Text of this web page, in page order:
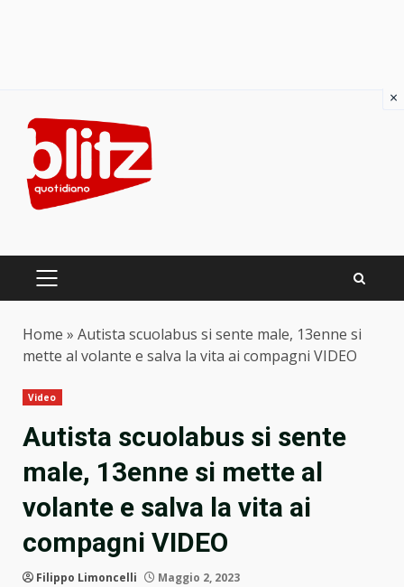
content
PRIMARY
Home » Autista scuolabus si sente male, 13enne si
mette al volante e salva la vita ai compagni VIDEO
Video
Autista scuolabus si sente
male, 13enne si mette al
volante e salva la vita ai
compagni VIDEO
Filippo Limoncelli Maggio 2, 2023
×